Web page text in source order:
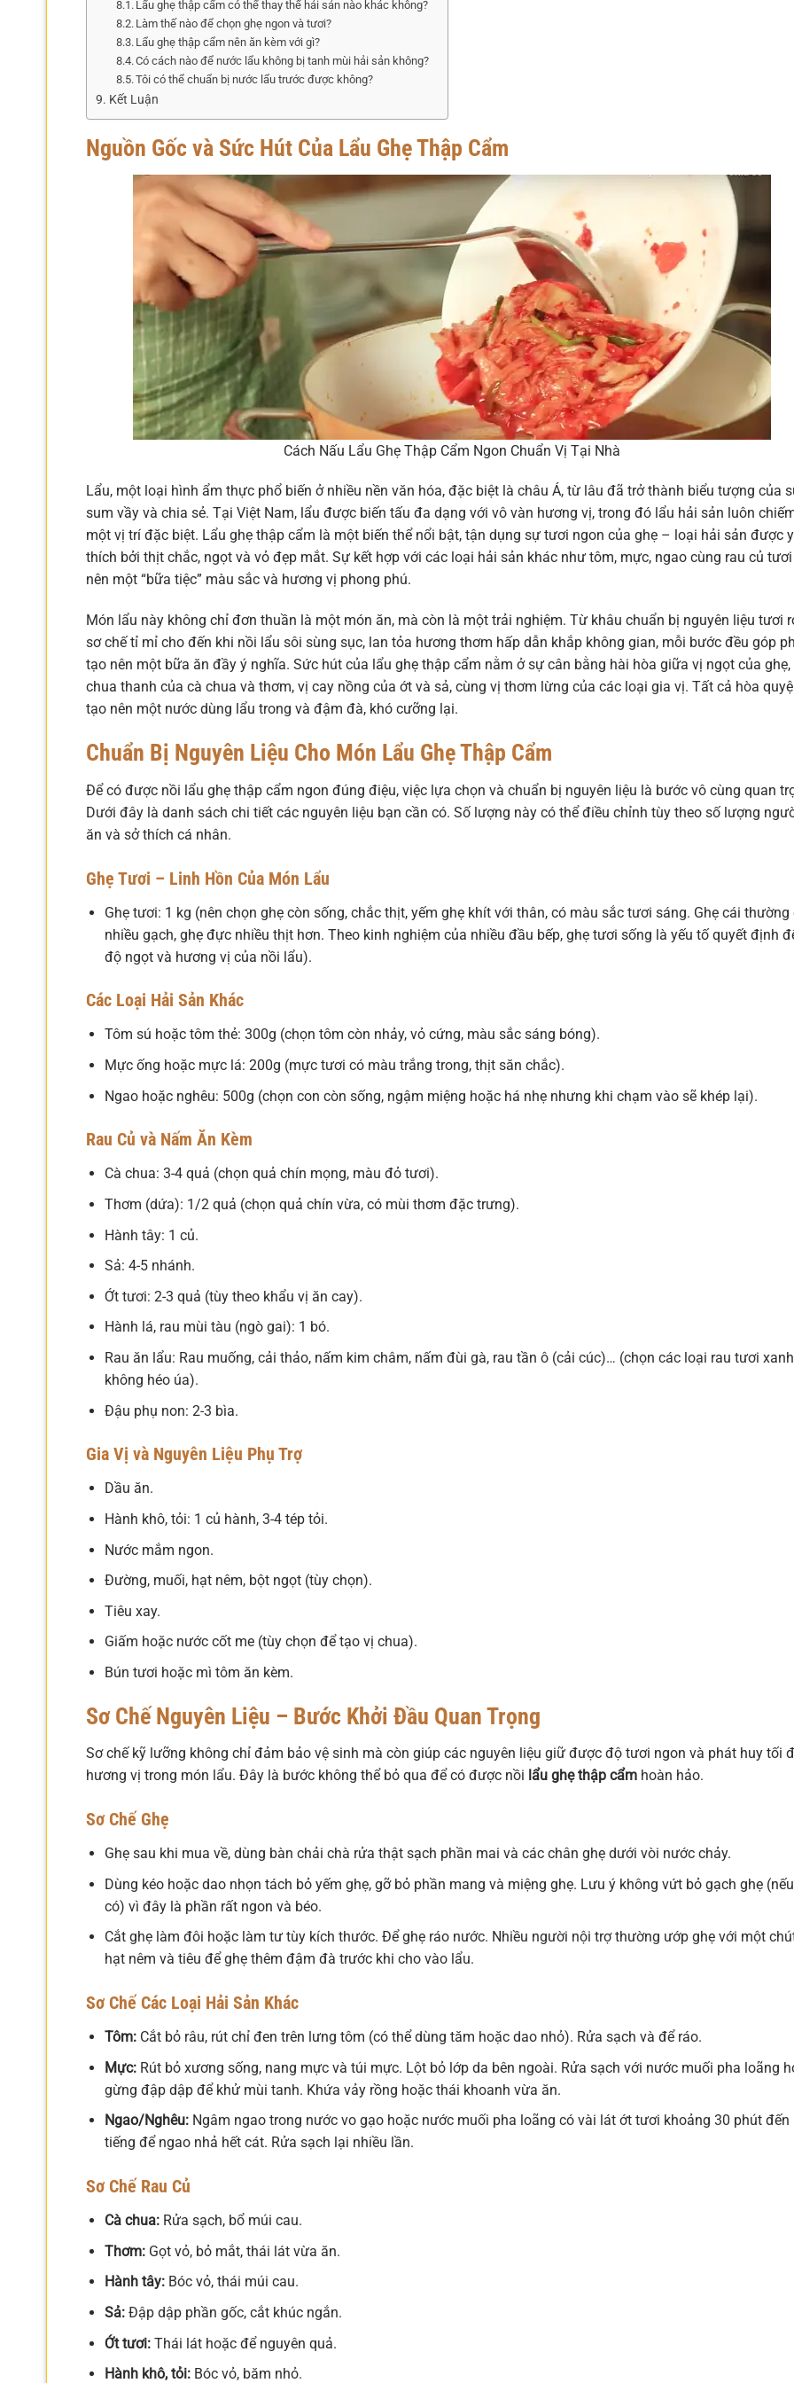
Lẩu ghẹ thập cẩm có thể thay thế hải sản nào khác không?
Làm thế nào để chọn ghẹ ngon và tươi?
Lẩu ghẹ thập cẩm nên ăn kèm với gì?
Có cách nào để nước lẩu không bị tanh mùi hải sản không?
Tôi có thể chuẩn bị nước lẩu trước được không?
Kết Luận
Nguồn Gốc và Sức Hút Của Lẩu Ghẹ Thập Cẩm
Cách Nấu Lẩu Ghẹ Thập Cẩm Ngon Chuẩn Vị Tại Nhà
Lẩu, một loại hình ẩm thực phổ biến ở nhiều nền văn hóa, đặc biệt là châu Á, từ lâu đã trở thành biểu tượng của
sum vầy và chia sẻ. Tại Việt Nam, lẩu được biến tấu đa dạng với vô vàn hương vị, trong đó lẩu hải sản luôn
một vị trí đặc biệt. Lẩu ghẹ thập cẩm là một biến thể nổi bật, tận dụng sự tươi ngon của ghẹ – loại hải sản được
thích bởi thịt chắc, ngọt và vỏ đẹp mắt. Sự kết hợp với các loại hải sản khác như tôm, mực, ngao cùng rau củ
nên một “bữa tiệc” màu sắc và hương vị phong phú.
Món lẩu này không chỉ đơn thuần là một món ăn, mà còn là một trải nghiệm. Từ khâu chuẩn bị nguyên liệu tươi
sơ chế tỉ mỉ cho đến khi nồi lẩu sôi sùng sục, lan tỏa hương thơm hấp dẫn khắp không gian, mỗi bước đều góp
tạo nên một bữa ăn đầy ý nghĩa. Sức hút của lẩu ghẹ thập cẩm nằm ở sự cân bằng hài hòa giữa vị ngọt của ghẹ,
chua thanh của cà chua và thơm, vị cay nồng của ớt và sả, cùng vị thơm lừng của các loại gia vị. Tất cả hòa
tạo nên một nước dùng lẩu trong và đậm đà, khó cưỡng lại.
Chuẩn Bị Nguyên Liệu Cho Món Lẩu Ghẹ Thập Cẩm
Để có được nồi lẩu ghẹ thập cẩm ngon đúng điệu, việc lựa chọn và chuẩn bị nguyên liệu là bước vô cùng quan
Dưới đây là danh sách chi tiết các nguyên liệu bạn cần có. Số lượng này có thể điều chỉnh tùy theo số lượng
ăn và sở thích cá nhân.
Ghẹ Tươi – Linh Hồn Của Món Lẩu
Ghẹ tươi: 1 kg (nên chọn ghẹ còn sống, chắc thịt, yếm ghẹ khít với thân, có màu sắc tươi sáng. Ghẹ cái thường
nhiều gạch, ghẹ đực nhiều thịt hơn. Theo kinh nghiệm của nhiều đầu bếp, ghẹ tươi sống là yếu tố quyết định
độ ngọt và hương vị của nồi lẩu).
Các Loại Hải Sản Khác
Tôm sú hoặc tôm thẻ: 300g (chọn tôm còn nhảy, vỏ cứng, màu sắc sáng bóng).
Mực ống hoặc mực lá: 200g (mực tươi có màu trắng trong, thịt săn chắc).
Ngao hoặc nghêu: 500g (chọn con còn sống, ngậm miệng hoặc há nhẹ nhưng khi chạm vào sẽ khép lại).
Rau Củ và Nấm Ăn Kèm
Cà chua: 3-4 quả (chọn quả chín mọng, màu đỏ tươi).
Thơm (dứa): 1/2 quả (chọn quả chín vừa, có mùi thơm đặc trưng).
Hành tây: 1 củ.
Sả: 4-5 nhánh.
Ớt tươi: 2-3 quả (tùy theo khẩu vị ăn cay).
Hành lá, rau mùi tàu (ngò gai): 1 bó.
Rau ăn lẩu: Rau muống, cải thảo, nấm kim châm, nấm đùi gà, rau tần ô (cải cúc)… (chọn các loại rau tươi
không héo úa).
Đậu phụ non: 2-3 bìa.
Gia Vị và Nguyên Liệu Phụ Trợ
Dầu ăn.
Hành khô, tỏi: 1 củ hành, 3-4 tép tỏi.
Nước mắm ngon.
Đường, muối, hạt nêm, bột ngọt (tùy chọn).
Tiêu xay.
Giấm hoặc nước cốt me (tùy chọn để tạo vị chua).
Bún tươi hoặc mì tôm ăn kèm.
Sơ Chế Nguyên Liệu – Bước Khởi Đầu Quan Trọng
Sơ chế kỹ lưỡng không chỉ đảm bảo vệ sinh mà còn giúp các nguyên liệu giữ được độ tươi ngon và phát huy tối
hương vị trong món lẩu. Đây là bước không thể bỏ qua để có được nồi lẩu ghẹ thập cẩm hoàn hảo.
Sơ Chế Ghẹ
Ghẹ sau khi mua về, dùng bàn chải chà rửa thật sạch phần mai và các chân ghẹ dưới vòi nước chảy.
Dùng kéo hoặc dao nhọn tách bỏ yếm ghẹ, gỡ bỏ phần mang và miệng ghẹ. Lưu ý không vứt bỏ gạch ghẹ (nếu
có) vì đây là phần rất ngon và béo.
Cắt ghẹ làm đôi hoặc làm tư tùy kích thước. Để ghẹ ráo nước. Nhiều người nội trợ thường ướp ghẹ với một
hạt nêm và tiêu để ghẹ thêm đậm đà trước khi cho vào lẩu.
Sơ Chế Các Loại Hải Sản Khác
Tôm:Cắt bỏ râu, rút chỉ đen trên lưng tôm (có thể dùng tăm hoặc dao nhỏ). Rửa sạch và để ráo.
Mực:Rút bỏ xương sống, nang mực và túi mực. Lột bỏ lớp da bên ngoài. Rửa sạch với nước muối pha loãng
gừng đập dập để khử mùi tanh. Khứa vảy rồng hoặc thái khoanh vừa ăn.
Ngao/Nghêu:Ngâm ngao trong nước vo gạo hoặc nước muối pha loãng có vài lát ớt tươi khoảng 30 phút đến
tiếng để ngao nhả hết cát. Rửa sạch lại nhiều lần.
Sơ Chế Rau Củ
Cà chua:Rửa sạch, bổ múi cau.
Thơm:Gọt vỏ, bỏ mắt, thái lát vừa ăn.
Hành tây:Bóc vỏ, thái múi cau.
Sả:Đập dập phần gốc, cắt khúc ngắn.
Ớt tươi:Thái lát hoặc để nguyên quả.
Hành khô, tỏi:Bóc vỏ, băm nhỏ.